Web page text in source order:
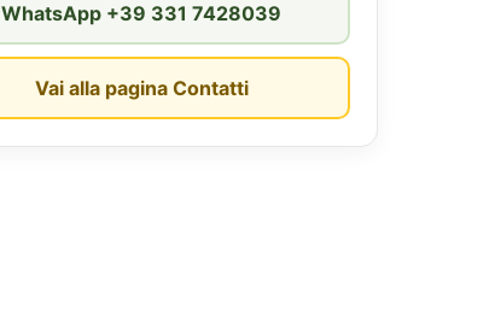
WhatsApp +39 331 7428039
Vai alla pagina Contatti